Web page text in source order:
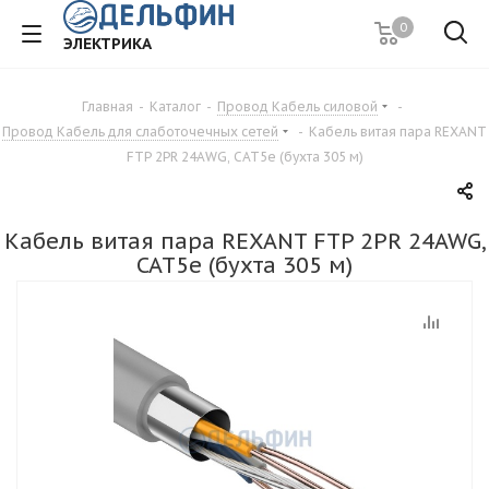
ЭЛЕКТРИКА
0
Главная - Каталог - Провод Кабель силовой
-
Провод Кабель для слаботочечных сетей
- Кабель витая пара REXANT
FTP 2PR 24AWG, CAT5e (бухта 305 м)
Кабель витая пара REXANT FTP 2PR 24AWG,
CAT5e (бухта 305 м)